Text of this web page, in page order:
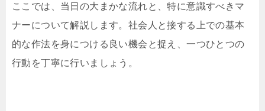
ここでは、当日の大まかな流れと、特に意識すべきマ
ナーについて解説します。社会人と接する上での基本
的な作法を身につける良い機会と捉え、一つひとつの
行動を丁寧に行いましょう。